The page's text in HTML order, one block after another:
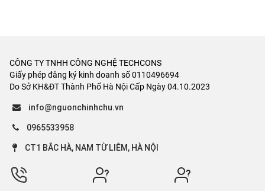
CÔNG TY TNHH CÔNG NGHỆ TECHCONS
Giấy phép đăng ký kinh doanh số 0110496694
Do Sở KH&ĐT Thành Phố Hà Nội Cấp Ngày 04.10.2023
info@nguonchinhchu.vn
0965533958
CT1 BẮC HÀ, NAM TỪ LIÊM, HÀ NỘI